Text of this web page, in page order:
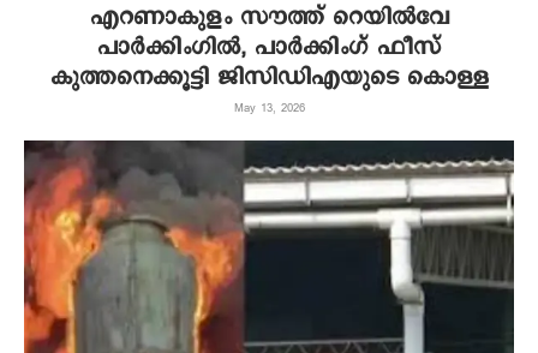
എറണാകുളം സൗത്ത് റെയില്‍വേ
പാര്‍ക്കിംഗില്‍, പാര്‍ക്കിംഗ് ഫീസ്
കുത്തനെക്കൂട്ടി ജിസിഡിഎയുടെ കൊള്ള
May 13, 2026